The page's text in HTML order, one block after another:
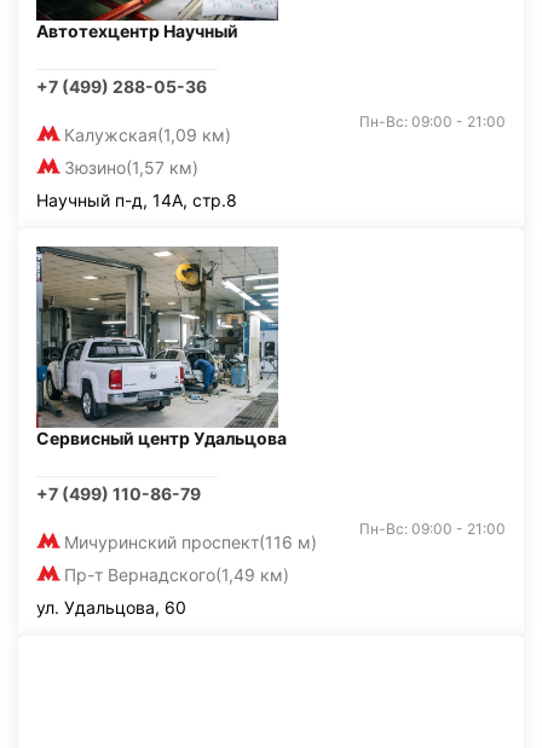
Автотехцентр Научный
+7 (499) 288-05-36
Калужская(1,09 км)
Зюзино(1,57 км)
Пн-Вс: 09:00 - 21:00
Научный п-д, 14А, стр.8
Сервисный центр Удальцова
+7 (499) 110-86-79
Мичуринский проспект(116 м)
Пр-т Вернадского(1,49 км)
Пн-Вс: 09:00 - 21:00
ул. Удальцова, 60